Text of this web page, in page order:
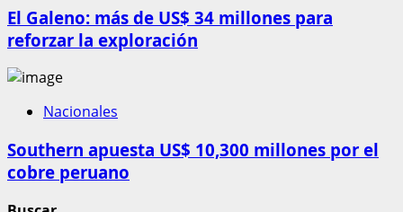
El Galeno: más de US$ 34 millones para
reforzar la exploración
Nacionales
Southern apuesta US$ 10,300 millones por el
cobre peruano